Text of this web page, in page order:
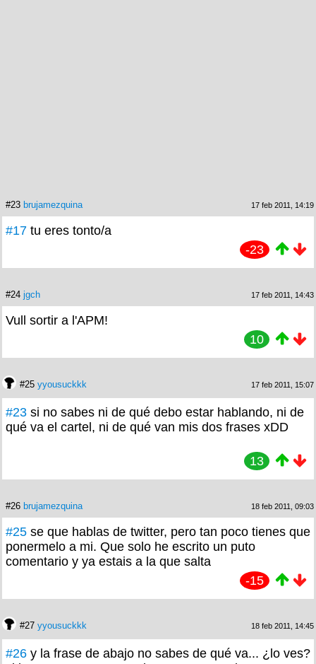
#23 brujamezquina 17 feb 2011, 14:19
#17 tu eres tonto/a
-23
#24 jgch 17 feb 2011, 14:43
Vull sortir a l'APM!
10
#25 yyousuckkk 17 feb 2011, 15:07
#23 si no sabes ni de qué debo estar hablando, ni de
qué va el cartel, ni de qué van mis dos frases xDD
13
#26 brujamezquina 18 feb 2011, 09:03
#25 se que hablas de twitter, pero tan poco tienes que
ponermelo a mi. Que solo he escrito un puto
comentario y ya estais a la que salta
-15
#27 yyousuckkk 18 feb 2011, 14:45
#26 y la frase de abajo no sabes de qué va... ¿lo ves?